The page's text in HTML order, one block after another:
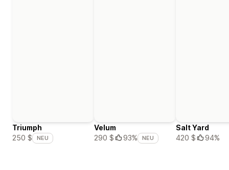
Triumph
250 $
NEU
Velum
290 $
93% NEU
Salt Yard
420 $
94%